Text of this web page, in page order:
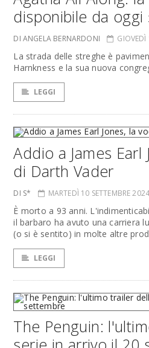
disponibile da oggi
DI ANGELA BERNARDONI GIOVEDÌ
La strada delle streghe è
Harnkness e la sua nuova
LEGGI
Addio a James Earl
di Darth Vader
DI S* MARTEDÌ 10 SETTEMBRE 2024
È morto a 93 anni.
il barbaro ha avuto una carriera
(o si è sentito) in molte altre
LEGGI
The Penguin: